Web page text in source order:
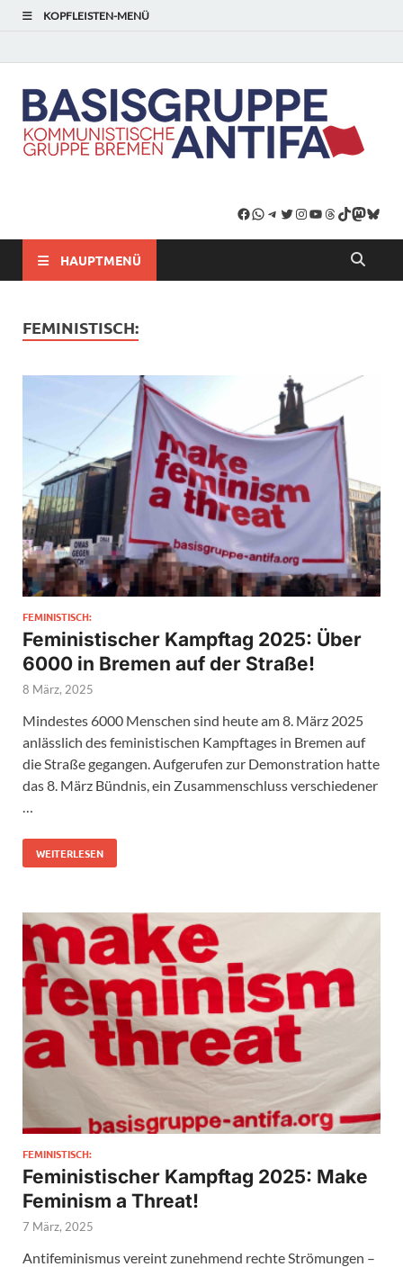
KOPFLEISTEN-MENÜ
HAUPTMENÜ
FEMINISTISCH:
FEMINISTISCH:
Feministischer Kampftag 2025: Über
6000 in Bremen auf der Straße!
8 März, 2025
Mindestes 6000 Menschen sind heute am 8. März 2025
anlässlich des feministischen Kampftages in Bremen auf
die Straße gegangen. Aufgerufen zur Demonstration hatte
das 8. März Bündnis, ein Zusammenschluss verschiedener
…
WEITERLESEN
FEMINISTISCH:
Feministischer Kampftag 2025: Make
Feminism a Threat!
7 März, 2025
Antifeminismus vereint zunehmend rechte Strömungen –